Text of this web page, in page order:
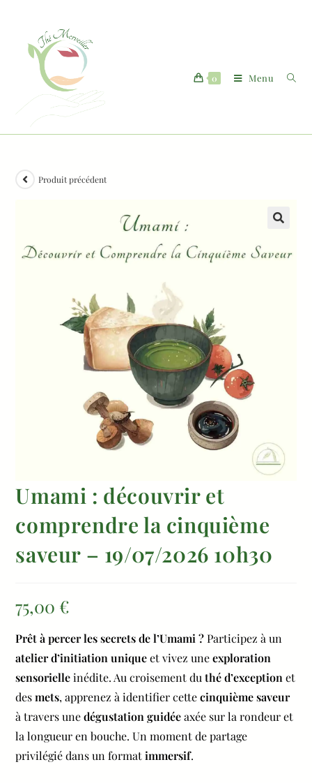
0 Menu
Produit précédent
Umami : découvrir et
comprendre la cinquième
saveur – 19/07/2026 10h30
75,00 €
Prêt à percer les secrets de l’Umami ?Participez à un
atelier d’initiation uniqueet vivez uneexploration
sensorielleinédite. Au croisement duthé d’exception et
desmets, apprenez à identifier cettecinquième saveur
à travers unedégustation guidéeaxée sur la rondeur et
la longueur en bouche. Un moment de partage
privilégié dans un formatimmersif.